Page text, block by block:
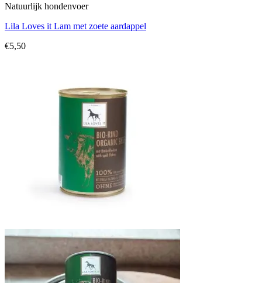
Natuurlijk hondenvoer
Lila Loves it Lam met zoete aardappel
€5,50